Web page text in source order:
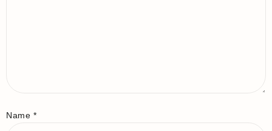
Name *